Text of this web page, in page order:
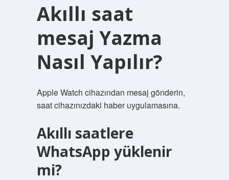
Akıllı saat
mesaj Yazma
Nasıl Yapılır?
Apple Watch cihazından mesaj gönderin,
saat cihazınızdaki haber uygulamasına.
Akıllı saatlere
WhatsApp yüklenir
mi?